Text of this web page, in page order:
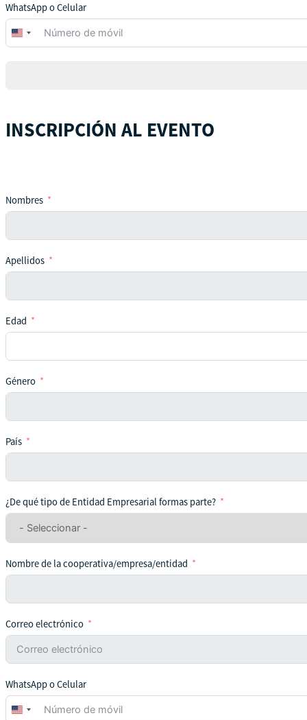
WhatsApp o Celular
United
States
INSCRIPCIÓN AL EVENTO
Nombres
Apellidos
Edad
Género
País
¿De qué tipo de Entidad Empresarial formas parte?
Nombre de la cooperativa/empresa/entidad
Correo electrónico
WhatsApp o Celular
United